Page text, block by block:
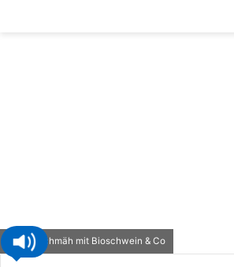
Der Schmäh mit Bioschwein & Co